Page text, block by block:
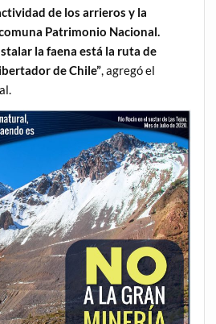
de los arrieros y la
Patrimonio Nacional.
la faena está la ruta de
de Chile”, agregó el